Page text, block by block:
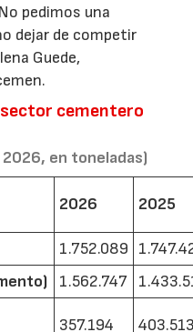
pedimos una
dejar de competir
Guede,
cementero
en toneladas)
2026 2025
1.752.089
1.562.747
357.194